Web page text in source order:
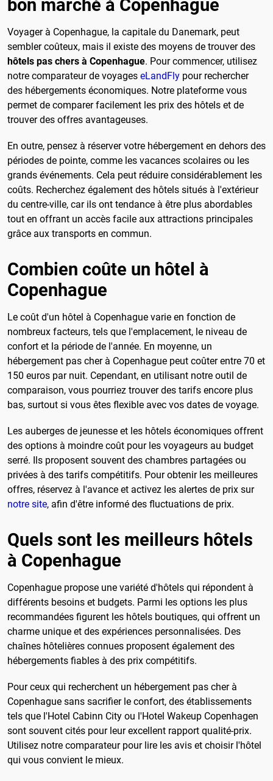
bon marché à Copenhague
Voyager à Copenhague, la capitale du Danemark, peut
sembler coûteux, mais il existe des moyens de trouver des
hôtels pas chers à Copenhague. Pour commencer, utilisez
notre comparateur de voyages eLandFly pour rechercher
des hébergements économiques. Notre plateforme vous
permet de comparer facilement les prix des hôtels et de
trouver des offres avantageuses.
En outre, pensez à réserver votre hébergement en dehors des
périodes de pointe, comme les vacances scolaires ou les
grands événements. Cela peut réduire considérablement les
coûts. Recherchez également des hôtels situés à l'extérieur
du centre-ville, car ils ont tendance à être plus abordables
tout en offrant un accès facile aux attractions principales
grâce aux transports en commun.
Combien coûte un hôtel à
Copenhague
Le coût d'un hôtel à Copenhague varie en fonction de
nombreux facteurs, tels que l'emplacement, le niveau de
confort et la période de l'année. En moyenne, un
hébergement pas cher à Copenhague peut coûter entre 70 et
150 euros par nuit. Cependant, en utilisant notre outil de
comparaison, vous pourriez trouver des tarifs encore plus
bas, surtout si vous êtes flexible avec vos dates de voyage.
Les auberges de jeunesse et les hôtels économiques offrent
des options à moindre coût pour les voyageurs au budget
serré. Ils proposent souvent des chambres partagées ou
privées à des tarifs compétitifs. Pour obtenir les meilleures
offres, réservez à l'avance et activez les alertes de prix sur
notre site, afin d'être informé des fluctuations de prix.
Quels sont les meilleurs hôtels
à Copenhague
Copenhague propose une variété d'hôtels qui répondent à
différents besoins et budgets. Parmi les options les plus
recommandées figurent les hôtels boutiques, qui offrent un
charme unique et des expériences personnalisées. Des
chaînes hôtelières connues proposent également des
hébergements fiables à des prix compétitifs.
Pour ceux qui recherchent un hébergement pas cher à
Copenhague sans sacrifier le confort, des établissements
tels que l'Hotel Cabinn City ou l'Hotel Wakeup Copenhagen
sont souvent cités pour leur excellent rapport qualité-prix.
Utilisez notre comparateur pour lire les avis et choisir l'hôtel
qui vous convient le mieux.